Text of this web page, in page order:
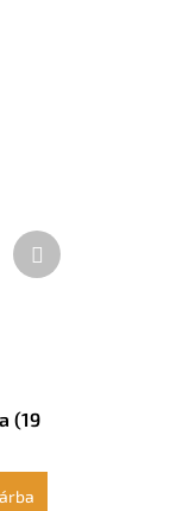
(19
Következő
termék